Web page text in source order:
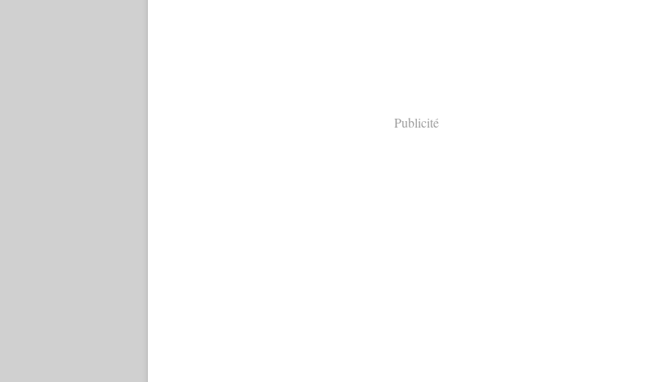
Publicité